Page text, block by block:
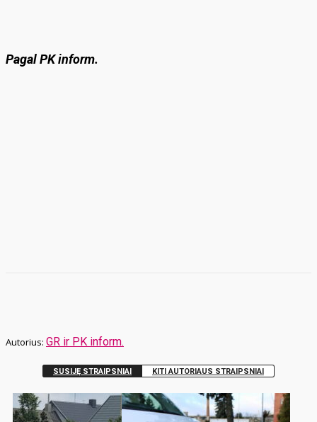
Pagal PK inform.
GR ir PK inform.
SUSIJĘ STRAIPSNIAI KITI AUTORIAUS STRAIPSNIAI